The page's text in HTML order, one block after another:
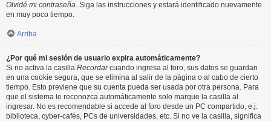
Olvidé mi contraseña. Siga las instrucciones y estará identificado nuevamente
en muy poco tiempo.
Arriba
¿Por qué mi sesión de usuario expira automáticamente?
Si no activa la casilla Recordarcuando ingresa al foro, sus datos se guardan
en una cookie segura, que se elimina al salir de la página o al cabo de cierto
tiempo. Esto previene que su cuenta pueda ser usada por otra persona. Para
que el sistema le reconozca automáticamente solo marque la casilla al
ingresar. No es recomendable si accede al foro desde un PC compartido, e.j.
biblioteca, cyber-cafés, PCs de universidades, etc. Si no ve la casilla, significa